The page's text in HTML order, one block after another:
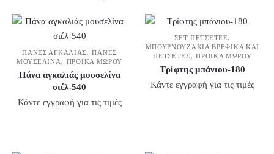
ΠΆΝΕΣ ΑΓΚΑΛΙΆΣ,ΠΆΝΕΣ
ΜΟΥΣΕΛΊΝΑ, ΠΡΟΊΚΑ ΜΩΡΟΎ
Πάνα αγκαλιάς μουσελίνα
σιέλ-540
Κάντε εγγραφή για τις τιμές
ΣΕΤ ΠΕΤΣΈΤΕΣ,
ΜΠΟΥΡΝΟΥΖΆΚΙΑ ΒΡΕΦΙΚΆ ΚΑΙ
ΠΕΤΣΈΤΕΣ,ΠΡΟΊΚΑ ΜΩΡΟΎ
Τρίφτης μπάνιου-180
Κάντε εγγραφή για τις τιμές